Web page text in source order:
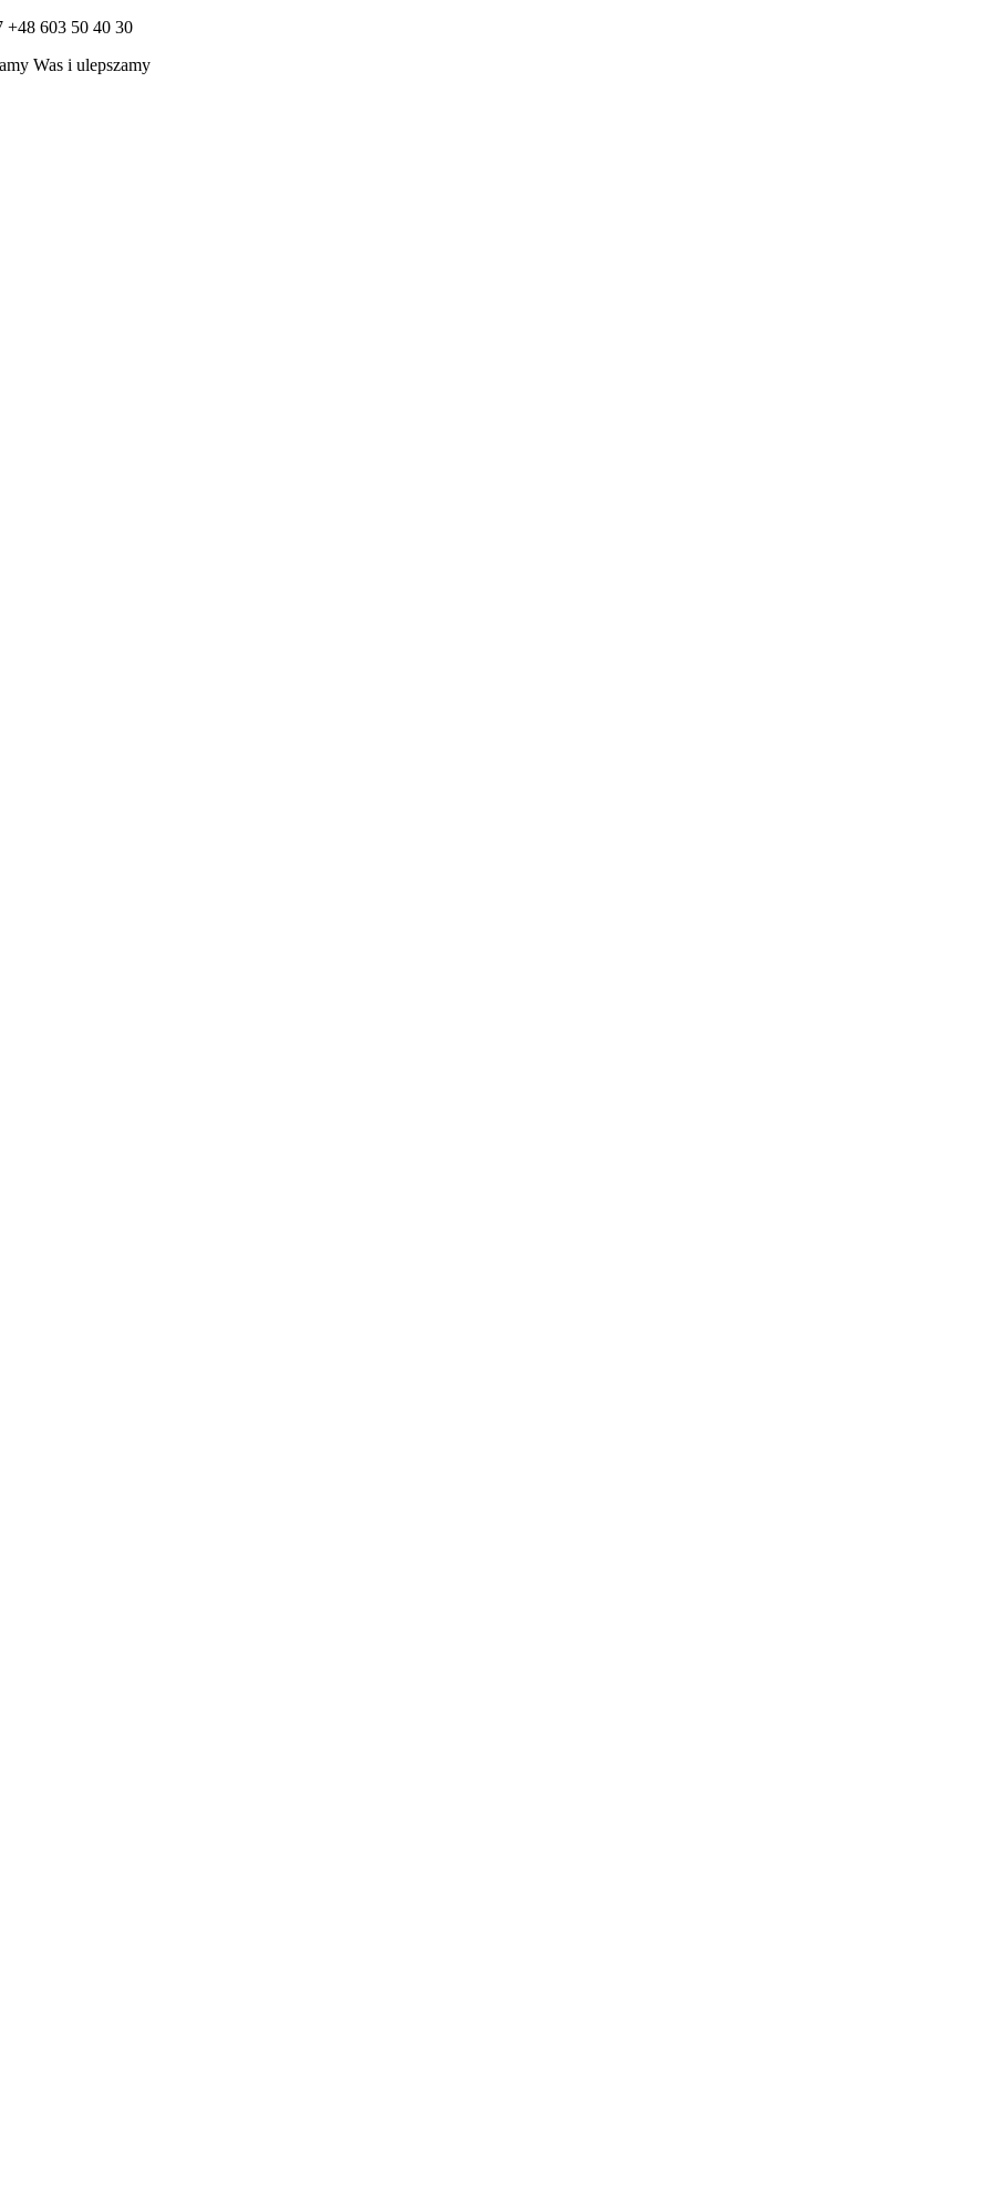
+48 603 50 40 30
Was i ulepszamy